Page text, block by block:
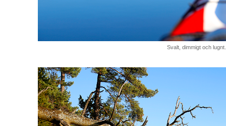
Svalt, dimmigt och lugnt.